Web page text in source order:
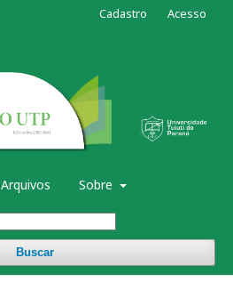
Arquivos Sobre
Buscar
Cadastro Acesso